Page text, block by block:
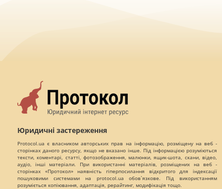
Юридичні застереження
Protocol.ua є власником авторських прав на інформацію, розміщену на веб -
сторінках даного ресурсу, якщо не вказано інше. Під інформацією розуміються
тексти, коментарі, статті, фотозображення, малюнки, ящик-шота, скани, відео,
аудіо, інші матеріали. При використанні матеріалів, розміщених на веб -
сторінках «Протокол» наявність гіперпосилання відкритого для індексації
пошуковими системами на protocol.ua обов`язкове. Під використанням
розуміється копіювання, адаптація, рерайтинг, модифікація тощо.